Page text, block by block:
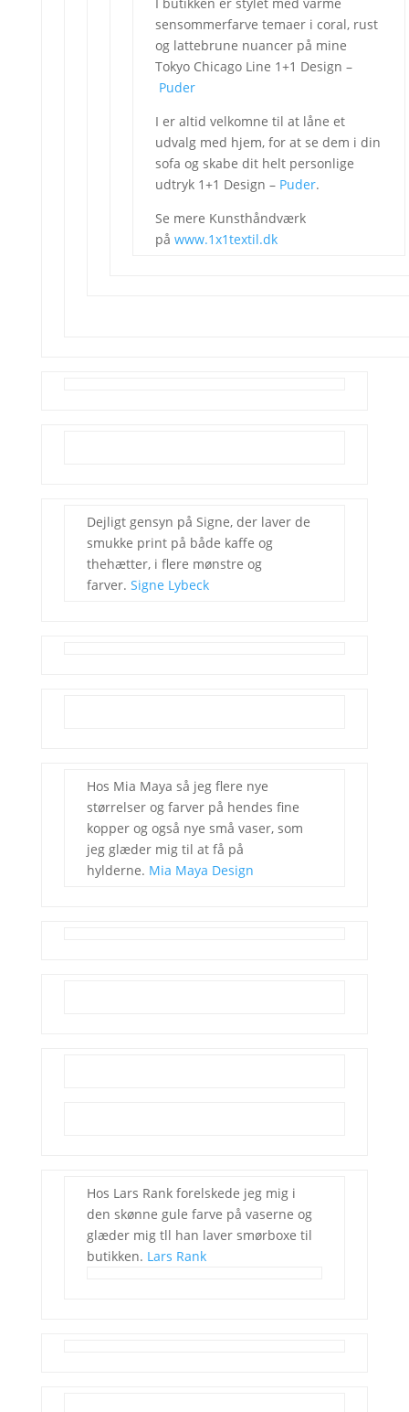
sensommerfarve temaer i coral, rust
og lattebrune nuancer på mine
Tokyo Chicago Line 1+1 Design –
Puder
I er altid velkomne til at låne et
udvalg med hjem, for at se dem i din
sofa og skabe dit helt personlige
udtryk 1+1 Design – Puder.
Se mere Kunsthåndværk
på www.1x1textil.dk
Dejligt gensyn på Signe, der laver de
smukke print på både kaffe og
thehætter, i flere mønstre og
farver. Signe Lybeck
Hos Mia Maya så jeg flere nye
størrelser og farver på hendes fine
kopper og også nye små vaser, som
jeg glæder mig til at få på
hylderne. Mia Maya Design
Hos Lars Rank forelskede jeg mig i
den skønne gule farve på vaserne og
glæder mig tll han laver smørboxe til
butikken. Lars Rank